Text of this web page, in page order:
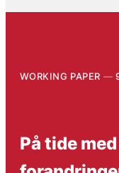
WORKING PAPER
På tide